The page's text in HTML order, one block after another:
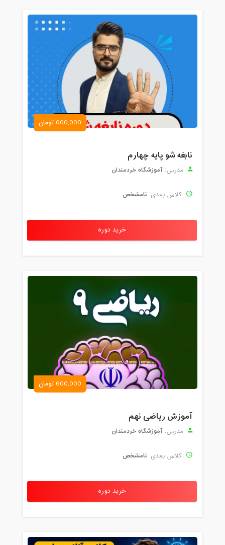
600,000 تومان
نابغه شو پایه چهارم
مدرس: آموزشگاه خردمندان
کلاس بعدی: نامشخص
خرید دوره
600,000 تومان
آموزش ریاضی نهم
مدرس: آموزشگاه خردمندان
کلاس بعدی: نامشخص
خرید دوره